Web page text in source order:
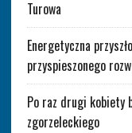
Turowa
Energetyczna
przyspieszonego
Po raz drugi kobiety
zgorzeleckiego